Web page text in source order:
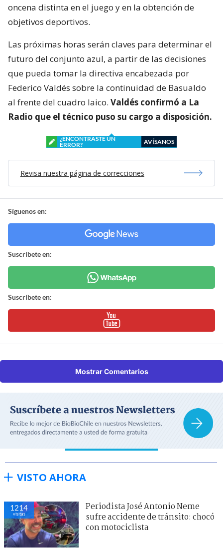
oncena distinta en el juego y en la obtención de
objetivos deportivos.
Las próximas horas serán claves para determinar el
futuro del conjunto azul, a partir de las decisiones
que pueda tomar la directiva encabezada por
Federico Valdés sobre la continuidad de Basualdo
al frente del cuadro laico. Valdés confirmó a La
Radio que el técnico puso su cargo a disposición.
¿ENCONTRASTE UN
ERROR?
AVÍSANOS
Revisa nuestra página de correcciones
Síguenos en:
Suscríbete en:
Suscríbete en:
Mostrar Comentarios
VISTO AHORA
1214
visitas
Periodista José Antonio Neme
sufre accidente de tránsito: chocó
con motociclista